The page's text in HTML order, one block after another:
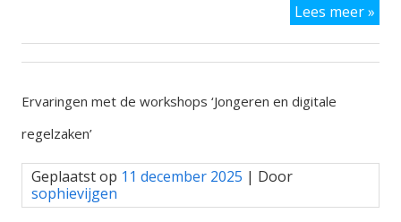
Lees meer »Hoe
Doe
je
Ervaringen met de workshops ‘Jongeren en digitale
regelzaken’
Geplaatst op 11 december 2025 | Door
sophievijgen